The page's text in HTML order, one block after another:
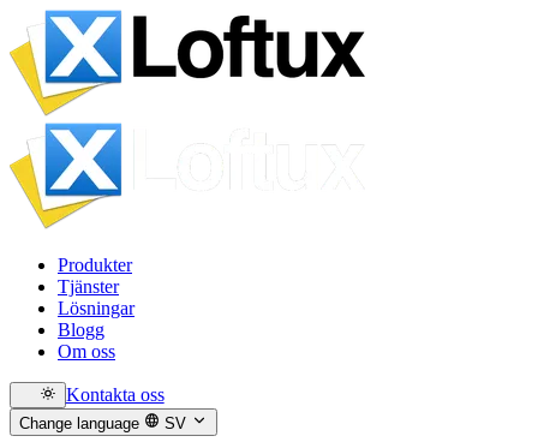
Produkter
Tjänster
Lösningar
Blogg
Om oss
Kontakta oss
Change language SV